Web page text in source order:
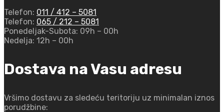
Telefon: 011 / 412 – 5081
Telefon: 065 / 212 – 5081
Ponedeljak-Subota: 09h – 00h
Nedelja: 12h – 00h
Dostava na Vasu adresu
Vršimo dostavu za sledeću teritoriju uz minimalan iznos
porudžbine: